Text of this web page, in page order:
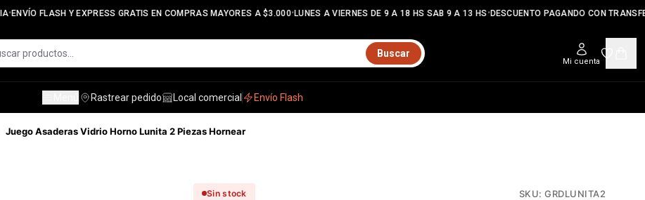
•ENVÍO FLASH Y EXPRESS GRATIS EN COMPRAS MAYORES A $3.000•LUNES A VIERNES DE 9 A 18 HS SAB 9 A 13 HS•DESCUENTO PAGANDO CON
Buscar
Mi cuenta
Rastrear pedido Local comercial Envío Flash
Juego Asaderas Vidrio Horno Lunita 2 Piezas Hornear
Sin stock SKU: GRDLUNITA2